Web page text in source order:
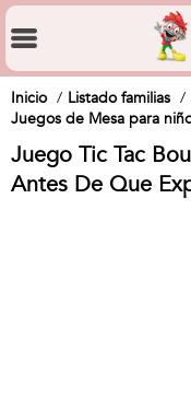
Inicio Listado familias
Juegos de Mesa para
Juego Tic Tac
Antes De Que